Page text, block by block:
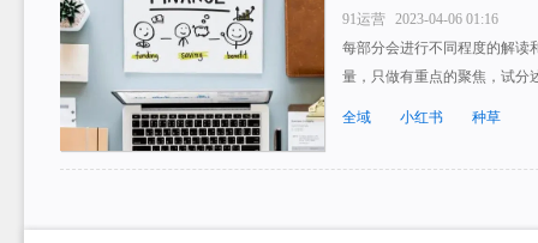
91运营 2023-04-06 01:16
每部分会进行不同程度的解读
量，只做有重点的聚焦，试
全域 小红书 种草